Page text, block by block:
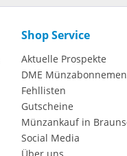
Shop Service
Aktuelle Prospekte
DME
Fehllisten
Gutscheine
Münzankauf in
Social Media